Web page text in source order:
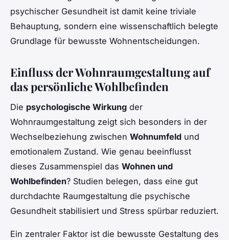
psychischer Gesundheit ist damit keine triviale
Behauptung, sondern eine wissenschaftlich belegte
Grundlage für bewusste Wohnentscheidungen.
Einfluss der Wohnraumgestaltung auf
das persönliche Wohlbefinden
Die psychologische Wirkung der
Wohnraumgestaltung zeigt sich besonders in der
Wechselbeziehung zwischen Wohnumfeld und
emotionalem Zustand. Wie genau beeinflusst
dieses Zusammenspiel das Wohnen und
Wohlbefinden? Studien belegen, dass eine gut
durchdachte Raumgestaltung die psychische
Gesundheit stabilisiert und Stress spürbar reduziert.
Ein zentraler Faktor ist die bewusste Gestaltung des